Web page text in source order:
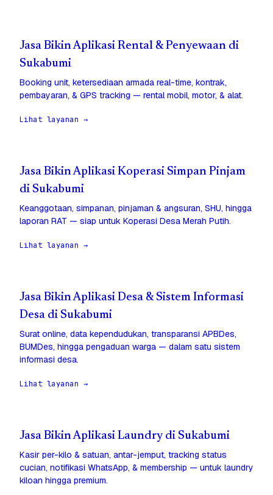
Jasa Bikin Aplikasi Rental & Penyewaan di
Sukabumi
Booking unit, ketersediaan armada real-time, kontrak,
pembayaran, & GPS tracking — rental mobil, motor, & alat.
Lihat layanan →
Jasa Bikin Aplikasi Koperasi Simpan Pinjam
di Sukabumi
Keanggotaan, simpanan, pinjaman & angsuran, SHU, hingga
laporan RAT — siap untuk Koperasi Desa Merah Putih.
Lihat layanan →
Jasa Bikin Aplikasi Desa & Sistem Informasi
Desa di Sukabumi
Surat online, data kependudukan, transparansi APBDes,
BUMDes, hingga pengaduan warga — dalam satu sistem
informasi desa.
Lihat layanan →
Jasa Bikin Aplikasi Laundry di Sukabumi
Kasir per-kilo & satuan, antar-jemput, tracking status
cucian, notifikasi WhatsApp, & membership — untuk laundry
kiloan hingga premium.